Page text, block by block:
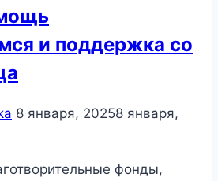
и поддержка со
8 января, 20258 января,
фонды,